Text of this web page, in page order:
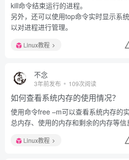
kill命令结束运行的进程。
另外，还可以使用top命令实时显示系
以对进程进行管理。
Linux教程
不念
3年前发布 109次阅读
如何查看系统内存的使用情况？
使用命令free –m可以查看系统内存的
总内存、使用的内存和剩余的内存等信
Linux教程